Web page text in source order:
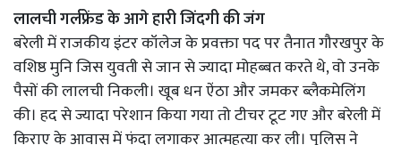
लालची गर्लफ्रेंड के आगे हारी जिंदगी की जंग
बरेली में राजकीय इंटर कॉलेज के प्रवक्ता पद पर तैनात गौरखपुर के
वशिष्ठ मुनि जिस युवती से जान से ज्यादा मोहब्बत करते थे, वो उनके
पैसों की लालची निकली। खूब धन ऐंठा और जमकर ब्लैकमेलिंग
की। हद से ज्यादा परेशान किया गया तो टीचर टूट गए और बरेली में
किराए के आवास में फंदा लगाकर आत्महत्या कर ली। पुलिस ने